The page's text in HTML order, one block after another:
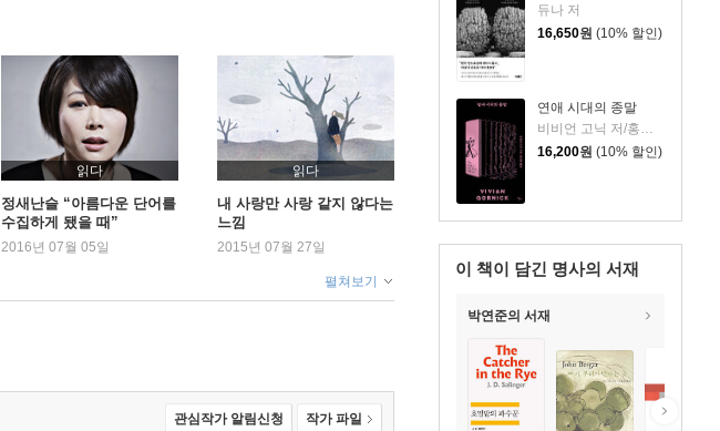
듀나 저
16,650원 (10% 할인)
연애 시대의 종말
비비언 고닉 저/홍한별 역
16,200원 (10% 할인)
이 책이 담긴 명사의 서재
박연준의 서재
읽다
정새난슬 “아름다운 단어를
수집하게 됐을 때”
2016년 07월 05일
읽다
내 사랑만 사랑 같지 않다는
느낌
2015년 07월 27일
펼쳐보기
관심작가 알림신청 작가 파일